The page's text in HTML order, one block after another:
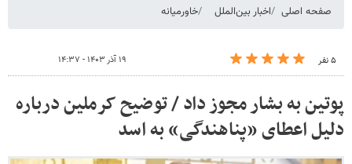
صفحه اصلی اخبار بین‌الملل خاورمیانه
۵ نفر ۱۹ آذر ۱۴۰۳ - ۱۴:۳۷
پوتین به بشار مجوز داد / توضیح کرملین درباره
دلیل اعطای «پناهندگی» به اسد